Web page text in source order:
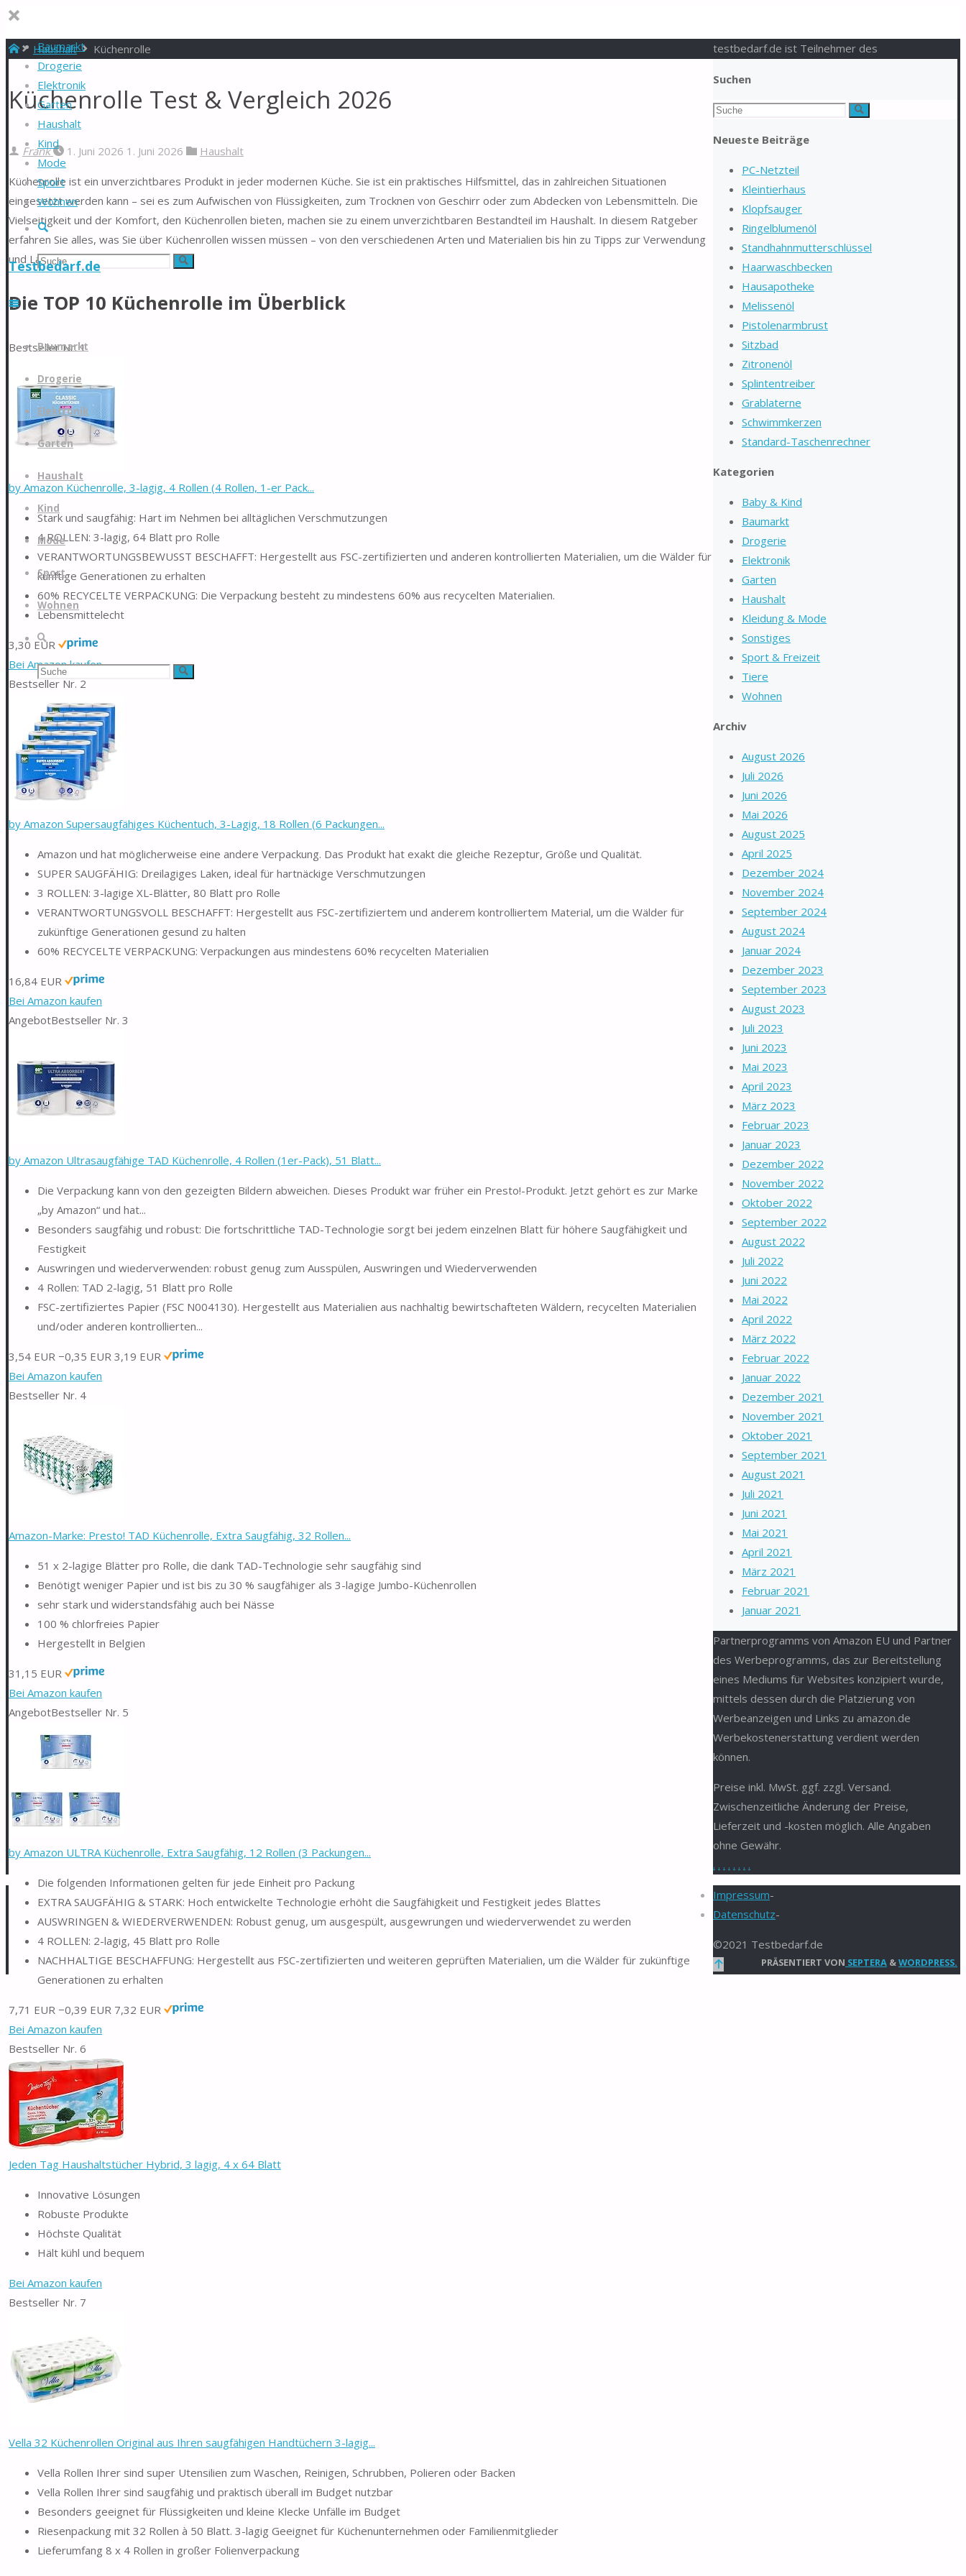
Baumarkt
Drogerie
Elektronik
Garten
Haushalt
Kind
Mode
Sport
Wohnen
Suche
Suchen Suche
Testbedarf.de
springen
Baumarkt
Drogerie
Elektronik
Garten
Haushalt
Kind
Mode
Sport
Wohnen
Suche
Suchen
nach:
Suche
StartHaushalt Küchenrolle
Küchenrolle Test & Vergleich 2026
Frank 1. Juni 2026 1. Juni 2026 Haushalt
Küchenrolle ist ein unverzichtbares Produkt in jeder modernen Küche. Sie ist ein praktisches Hilfsmittel, das in zahlreichen Situationen
eingesetzt werden kann – sei es zum Aufwischen von Flüssigkeiten, zum Trocknen von Geschirr oder zum Abdecken von Lebensmitteln. Die
Vielseitigkeit und der Komfort, den Küchenrollen bieten, machen sie zu einem unverzichtbaren Bestandteil im Haushalt. In diesem Ratgeber
erfahren Sie alles, was Sie über Küchenrollen wissen müssen – von den verschiedenen Arten und Materialien bis hin zu Tipps zur Verwendung
und Lagerung.
Die TOP 10 Küchenrolle im Überblick
Bestseller Nr. 1
by Amazon Küchenrolle, 3-lagig, 4 Rollen (4 Rollen, 1-er Pack...
Stark und saugfähig: Hart im Nehmen bei alltäglichen Verschmutzungen
4 ROLLEN: 3-lagig, 64 Blatt pro Rolle
VERANTWORTUNGSBEWUSST BESCHAFFT: Hergestellt aus FSC-zertifizierten und anderen kontrollierten Materialien, um die Wälder für
künftige Generationen zu erhalten
60% RECYCELTE VERPACKUNG: Die Verpackung besteht zu mindestens 60% aus recycelten Materialien.
Lebensmittelecht
3,30 EUR
Bei Amazon kaufen
Bestseller Nr. 2
by Amazon Supersaugfähiges Küchentuch, 3-Lagig, 18 Rollen (6 Packungen...
Amazon und hat möglicherweise eine andere Verpackung. Das Produkt hat exakt die gleiche Rezeptur, Größe und Qualität.
SUPER SAUGFÄHIG: Dreilagiges Laken, ideal für hartnäckige Verschmutzungen
3 ROLLEN: 3-lagige XL-Blätter, 80 Blatt pro Rolle
VERANTWORTUNGSVOLL BESCHAFFT: Hergestellt aus FSC-zertifiziertem und anderem kontrolliertem Material, um die Wälder für
zukünftige Generationen gesund zu halten
60% RECYCELTE VERPACKUNG: Verpackungen aus mindestens 60% recycelten Materialien
16,84 EUR
Bei Amazon kaufen
AngebotBestseller Nr. 3
by Amazon Ultrasaugfähige TAD Küchenrolle, 4 Rollen (1er-Pack), 51 Blatt...
Die Verpackung kann von den gezeigten Bildern abweichen. Dieses Produkt war früher ein Presto!-Produkt. Jetzt gehört es zur Marke
„by Amazon“ und hat...
Besonders saugfähig und robust: Die fortschrittliche TAD-Technologie sorgt bei jedem einzelnen Blatt für höhere Saugfähigkeit und
Festigkeit
Auswringen und wiederverwenden: robust genug zum Ausspülen, Auswringen und Wiederverwenden
4 Rollen: TAD 2-lagig, 51 Blatt pro Rolle
FSC-zertifiziertes Papier (FSC N004130). Hergestellt aus Materialien aus nachhaltig bewirtschafteten Wäldern, recycelten Materialien
und/oder anderen kontrollierten...
3,54 EUR −0,35 EUR 3,19 EUR
Bei Amazon kaufen
Bestseller Nr. 4
Amazon-Marke: Presto! TAD Küchenrolle, Extra Saugfähig, 32 Rollen...
51 x 2-lagige Blätter pro Rolle, die dank TAD-Technologie sehr saugfähig sind
Benötigt weniger Papier und ist bis zu 30 % saugfähiger als 3-lagige Jumbo-Küchenrollen
sehr stark und widerstandsfähig auch bei Nässe
100 % chlorfreies Papier
Hergestellt in Belgien
31,15 EUR
Bei Amazon kaufen
AngebotBestseller Nr. 5
by Amazon ULTRA Küchenrolle, Extra Saugfähig, 12 Rollen (3 Packungen...
Die folgenden Informationen gelten für jede Einheit pro Packung
EXTRA SAUGFÄHIG & STARK: Hoch entwickelte Technologie erhöht die Saugfähigkeit und Festigkeit jedes Blattes
AUSWRINGEN & WIEDERVERWENDEN: Robust genug, um ausgespült, ausgewrungen und wiederverwendet zu werden
4 ROLLEN: 2-lagig, 45 Blatt pro Rolle
NACHHALTIGE BESCHAFFUNG: Hergestellt aus FSC-zertifizierten und weiteren geprüften Materialien, um die Wälder für zukünftige
Generationen zu erhalten
7,71 EUR −0,39 EUR 7,32 EUR
Bei Amazon kaufen
Bestseller Nr. 6
Jeden Tag Haushaltstücher Hybrid, 3 lagig, 4 x 64 Blatt
Innovative Lösungen
Robuste Produkte
Höchste Qualität
Hält kühl und bequem
Bei Amazon kaufen
Bestseller Nr. 7
Vella 32 Küchenrollen Original aus Ihren saugfähigen Handtüchern 3-lagig...
Vella Rollen Ihrer sind super Utensilien zum Waschen, Reinigen, Schrubben, Polieren oder Backen
Vella Rollen Ihrer sind saugfähig und praktisch überall im Budget nutzbar
Besonders geeignet für Flüssigkeiten und kleine Klecke Unfälle im Budget
Riesenpackung mit 32 Rollen à 50 Blatt. 3-lagig Geeignet für Küchenunternehmen oder Familienmitglieder
Lieferumfang 8 x 4 Rollen in großer Folienverpackung
Suchen
Suchen
Suche
Neueste Beiträge
PC-Netzteil
Kleintierhaus
Klopfsauger
Ringelblumenöl
Standhahnmutterschlüssel
Haarwaschbecken
Hausapotheke
Melissenöl
Pistolenarmbrust
Sitzbad
Zitronenöl
Splintentreiber
Grablaterne
Schwimmkerzen
Standard-Taschenrechner
Kategorien
Baby & Kind
Baumarkt
Drogerie
Elektronik
Garten
Haushalt
Kleidung & Mode
Sonstiges
Sport & Freizeit
Tiere
Wohnen
Archiv
August 2026
Juli 2026
Juni 2026
Mai 2026
August 2025
April 2025
Dezember 2024
November 2024
September 2024
August 2024
Januar 2024
Dezember 2023
September 2023
August 2023
Juli 2023
Juni 2023
Mai 2023
April 2023
März 2023
Februar 2023
Januar 2023
Dezember 2022
November 2022
Oktober 2022
September 2022
August 2022
Juli 2022
Juni 2022
Mai 2022
April 2022
März 2022
Februar 2022
Januar 2022
Dezember 2021
November 2021
Oktober 2021
September 2021
August 2021
Juli 2021
Juni 2021
Mai 2021
April 2021
März 2021
Februar 2021
Januar 2021
testbedarf.de ist Teilnehmer des
Partnerprogramms von Amazon EU und Partner
des Werbeprogramms, das zur Bereitstellung
eines Mediums für Websites konzipiert wurde,
mittels dessen durch die Platzierung von
Werbeanzeigen und Links zu amazon.de
Werbekostenerstattung verdient werden
können.
Preise inkl. MwSt. ggf. zzgl. Versand.
Zwischenzeitliche Änderung der Preise,
Lieferzeit und -kosten möglich. Alle Angaben
ohne Gewähr.
. . . . . . . .
Impressum-
Datenschutz-
©2021 Testbedarf.de
PRÄSENTIERT VON SEPTERA &WORDPRESS.
Zurück